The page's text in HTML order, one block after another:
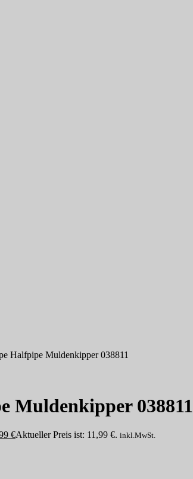
Halfpipe Muldenkipper 038811
Muldenkipper 038811
€Aktueller Preis ist: 11,99 €. inkl.MwSt.